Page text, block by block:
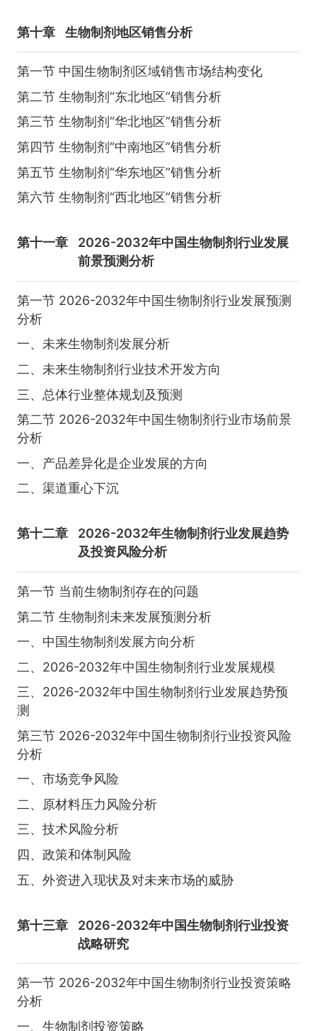
第十章 生物制剂地区销售分析
第一节 中国生物制剂区域销售市场结构变化
第二节 生物制剂“东北地区”销售分析
第三节 生物制剂“华北地区”销售分析
第四节 生物制剂“中南地区”销售分析
第五节 生物制剂“华东地区”销售分析
第六节 生物制剂“西北地区”销售分析
第十一章
2026-2032年中国生物制剂行业发展
前景预测分析
第一节 2026-2032年中国生物制剂行业发展预测
分析
一、未来生物制剂发展分析
二、未来生物制剂行业技术开发方向
三、总体行业整体规划及预测
第二节 2026-2032年中国生物制剂行业市场前景
分析
一、产品差异化是企业发展的方向
二、渠道重心下沉
第十二章
2026-2032年生物制剂行业发展趋势
及投资风险分析
第一节 当前生物制剂存在的问题
第二节 生物制剂未来发展预测分析
一、中国生物制剂发展方向分析
二、2026-2032年中国生物制剂行业发展规模
三、2026-2032年中国生物制剂行业发展趋势预
测
第三节 2026-2032年中国生物制剂行业投资风险
分析
一、市场竞争风险
二、原材料压力风险分析
三、技术风险分析
四、政策和体制风险
五、外资进入现状及对未来市场的威胁
第十三章
2026-2032年中国生物制剂行业投资
战略研究
第一节 2026-2032年中国生物制剂行业投资策略
分析
一、生物制剂投资策略